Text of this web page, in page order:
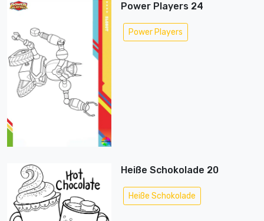
Power Players 24
Power Players
Heiße Schokolade 20
Heiße Schokolade